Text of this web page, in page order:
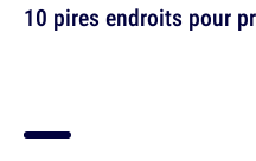
10 pires endroits pour